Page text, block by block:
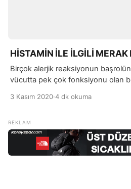
HİSTAMİN İLE İLGİLİ MERAK
Birçok alerjik reaksiyonun
vücutta pek çok fonksiyonu olan
3 Kasım 2020·4 dk okuma